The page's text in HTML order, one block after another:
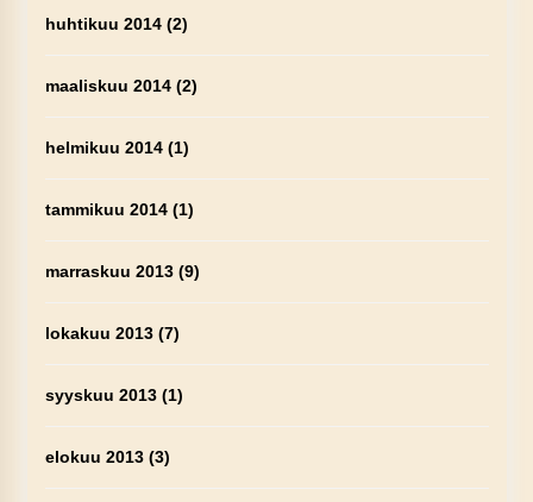
huhtikuu 2014(2)
maaliskuu 2014(2)
helmikuu 2014(1)
tammikuu 2014(1)
marraskuu 2013(9)
lokakuu 2013(7)
syyskuu 2013(1)
elokuu 2013(3)